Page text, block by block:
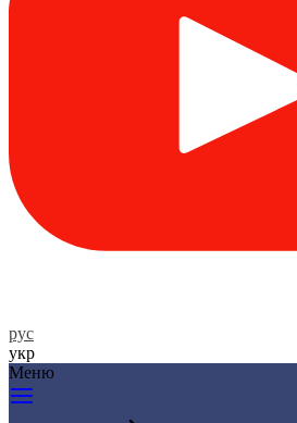
рус
укр
Меню